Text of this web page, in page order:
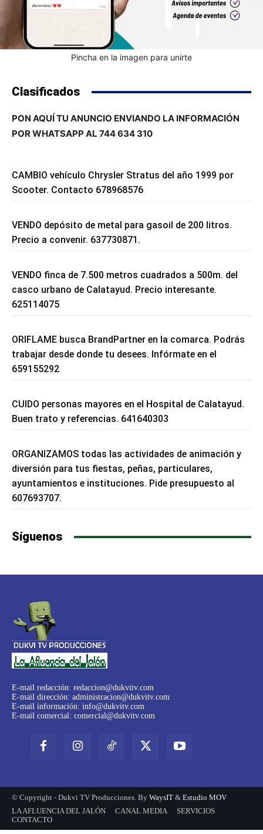
Pincha en la imagen para unirte
Clasificados
PON AQUÍ TU ANUNCIO ENVIANDO LA INFORMACIÓN
POR WHATSAPP AL 744 634 310
CAMBIO vehículo Chrysler Stratus del año 1999 por
Scooter. Contacto 678968576
VENDO depósito de metal para gasoil de 200 litros.
Precio a convenir. 637730871.
VENDO finca de 7.500 metros cuadrados a 500m. del
casco urbano de Calatayud. Precio interesante.
625114075
ORIFLAME busca BrandPartner en la comarca. Podrás
trabajar desde donde tu desees. Infórmate en el
659155292
CUIDO personas mayores en el Hospital de Calatayud.
Buen trato y referencias. 641640303
ORGANIZAMOS todas las actividades de animación y
diversión para tus fiestas, peñas, particulares,
ayuntamientos e instituciones. Pide presupuesto al
607693707.
Síguenos
E-mail redacción: redaccion@dukvitv.com
E-mail dirección: administracion@dukvitv.com
E-mail información: info@dukvitv.com
E-mail comercial: comercial@dukvitv.com
© Copyright - Dukvi TV Producciones. By WaysIT & Estudio MOV
LA AFLUENCIA DEL JALÓN
CANAL MEDIA
SERVICIOS
CONTACTO